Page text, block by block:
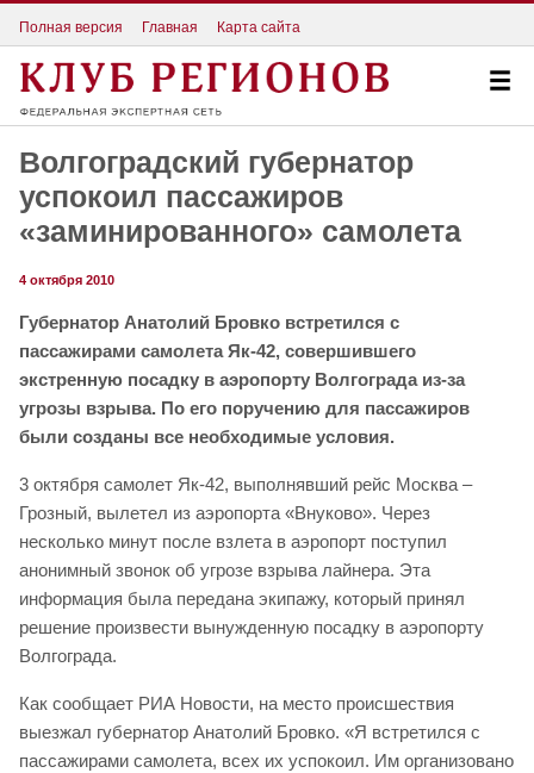
Полная версия Главная Карта сайта
Волгоградский губернатор
успокоил пассажиров
«заминированного» самолета
4 октября 2010
Губернатор Анатолий Бровко встретился с
пассажирами самолета Як-42, совершившего
экстренную посадку в аэропорту Волгограда из-за
угрозы взрыва. По его поручению для пассажиров
были созданы все необходимые условия.
3 октября самолет Як-42, выполнявший рейс Москва –
Грозный, вылетел из аэропорта «Внуково». Через
несколько минут после взлета в аэропорт поступил
анонимный звонок об угрозе взрыва лайнера. Эта
информация была передана экипажу, который принял
решение произвести вынужденную посадку в аэропорту
Волгограда.
Как сообщает РИА Новости, на место происшествия
выезжал губернатор Анатолий Бровко. «Я встретился с
пассажирами самолета, всех их успокоил. Им организовано